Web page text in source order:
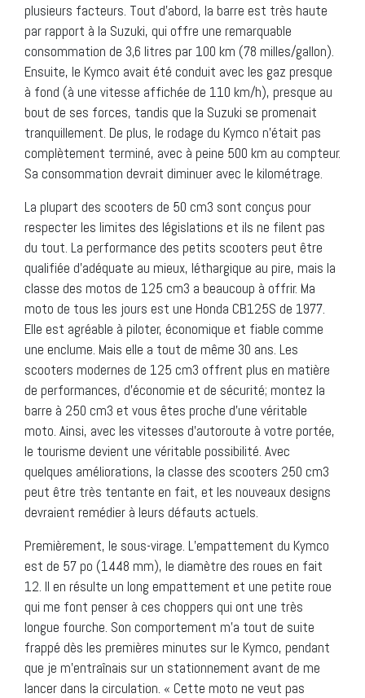
plusieurs facteurs. Tout d’abord, la barre est très haute
par rapport à la Suzuki, qui offre une remarquable
consommation de 3,6 litres par 100 km (78 milles/gallon).
Ensuite, le Kymco avait été conduit avec les gaz presque
à fond (à une vitesse affichée de 110 km/h), presque au
bout de ses forces, tandis que la Suzuki se promenait
tranquillement. De plus, le rodage du Kymco n’était pas
complètement terminé, avec à peine 500 km au compteur.
Sa consommation devrait diminuer avec le kilométrage.
La plupart des scooters de 50 cm3 sont conçus pour
respecter les limites des législations et ils ne filent pas
du tout. La performance des petits scooters peut être
qualifiée d’adéquate au mieux, léthargique au pire, mais la
classe des motos de 125 cm3 a beaucoup à offrir. Ma
moto de tous les jours est une Honda CB125S de 1977.
Elle est agréable à piloter, économique et fiable comme
une enclume. Mais elle a tout de même 30 ans. Les
scooters modernes de 125 cm3 offrent plus en matière
de performances, d’économie et de sécurité; montez la
barre à 250 cm3 et vous êtes proche d’une véritable
moto. Ainsi, avec les vitesses d’autoroute à votre portée,
le tourisme devient une véritable possibilité. Avec
quelques améliorations, la classe des scooters 250 cm3
peut être très tentante en fait, et les nouveaux designs
devraient remédier à leurs défauts actuels.
Premièrement, le sous-virage. L’empattement du Kymco
est de 57 po (1448 mm), le diamètre des roues en fait
12. Il en résulte un long empattement et une petite roue
qui me font penser à ces choppers qui ont une très
longue fourche. Son comportement m’a tout de suite
frappé dès les premières minutes sur le Kymco, pendant
que je m’entraînais sur un stationnement avant de me
lancer dans la circulation. « Cette moto ne veut pas